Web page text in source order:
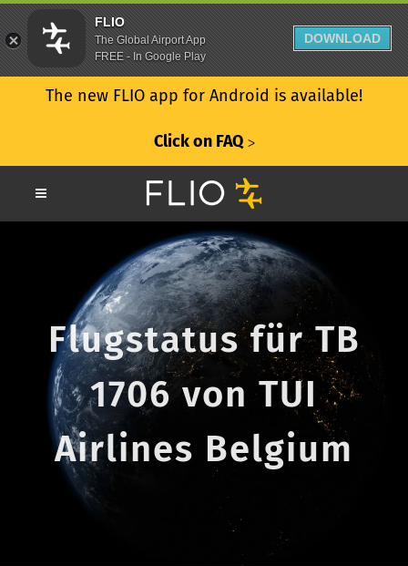
The new FLIO app for Android is available!
Click on FAQ ᐳ
Flugstatus für TB
1706 von TUI
Airlines Belgium
FLIO
The Global Airport App
FREE - In Google Play
DOWNLOAD